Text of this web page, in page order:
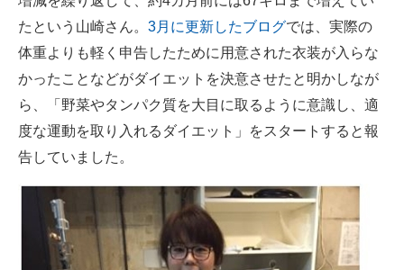
ちょっと気になるネットの話題
たという山崎さん。 3月に更新したブログでは、実際の
体重よりも軽く申告したために用意された衣装が入らな
かったことなどがダイエットを決意させたと明かしなが
ら、「野菜やタンパク質を大目に取るように意識し、適
度な運動を取り入れるダイエット」をスタートすると報
告していました。